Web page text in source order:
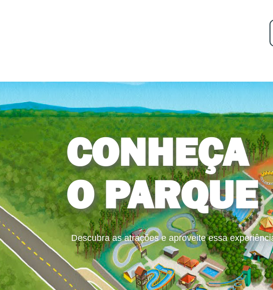
CONHEÇA
O PARQUE
Descubra as atrações e aproveite essa